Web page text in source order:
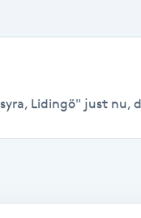
Lidingö" just nu,